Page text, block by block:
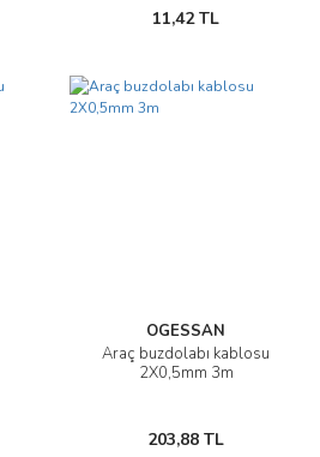
11,42 TL
OGESSAN
Araç buzdolabı kablosu
2X0,5mm 3m
203,88 TL